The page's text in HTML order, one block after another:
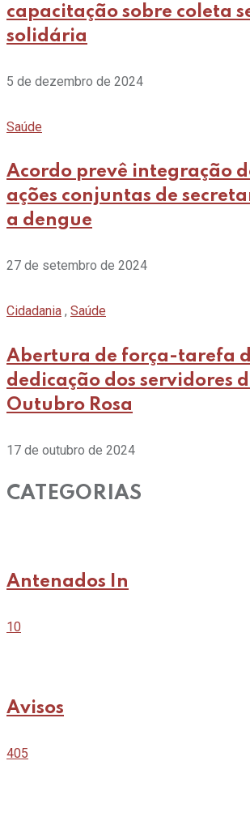
capacitação sobre coleta
solidária
5 de dezembro de 2024
Saúde
Acordo prevê integração
ações conjuntas de
a dengue
27 de setembro de 2024
Cidadania , Saúde
Abertura de força-tarefa
dedicação dos servidores
Outubro Rosa
17 de outubro de 2024
CATEGORIAS
Antenados In
10
Avisos
405